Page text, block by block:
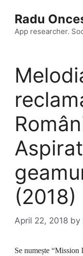
content
Radu
App researcher.
(2018)
April 22, 2018 by
Se numește “Mission